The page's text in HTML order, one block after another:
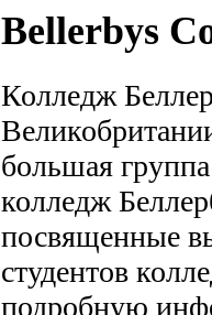
Bellerbys
Колледж
большая
колледж
посвященные
студентов
подробную